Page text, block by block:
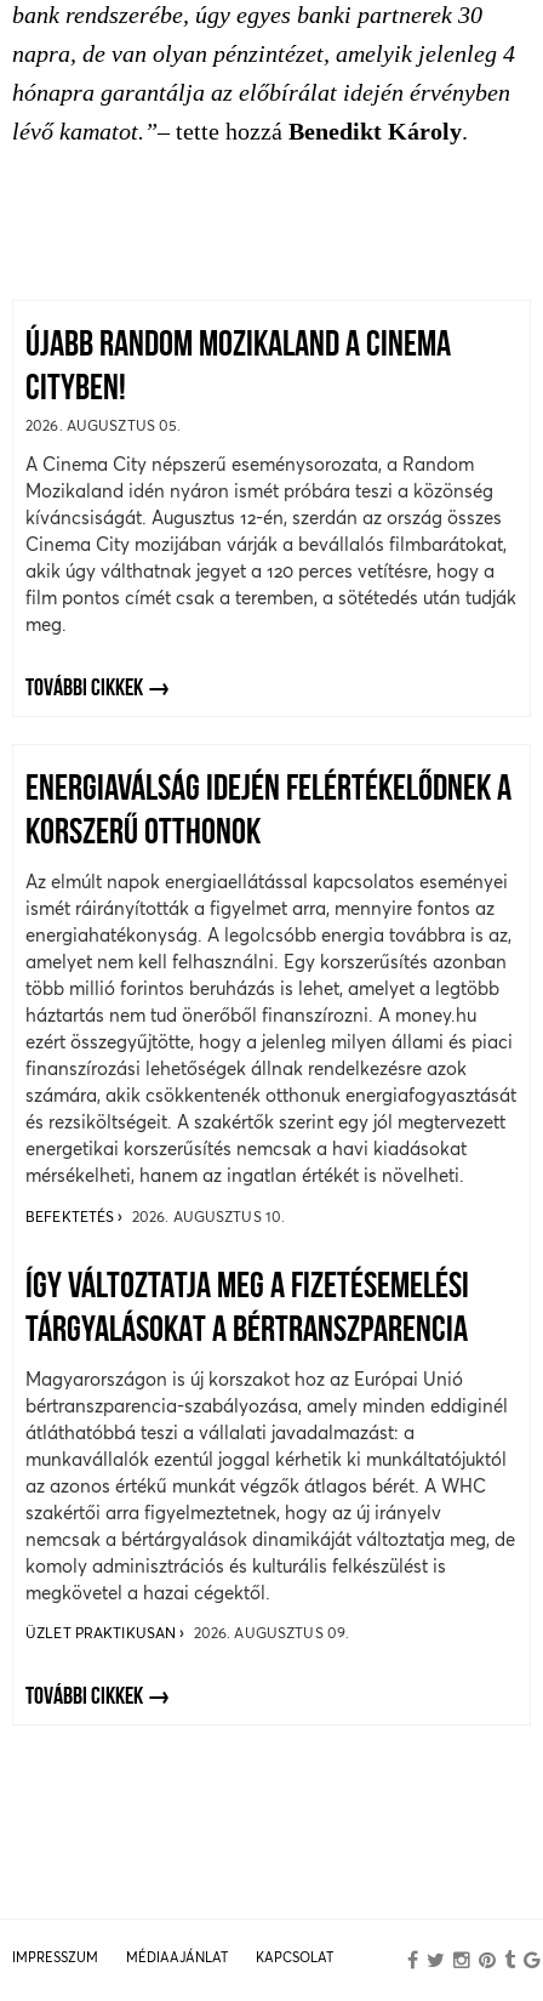
bank rendszerébe, úgy egyes banki partnerek 30
napra, de van olyan pénzintézet, amelyik jelenleg 4
hónapra garantálja az előbírálat idején érvényben
lévő kamatot.”–tette hozzá Benedikt Károly.
ÚJABB RANDOM MOZIKALAND A CINEMA
CITYBEN!
2026. AUGUSZTUS 05.
A Cinema City népszerű eseménysorozata, a Random
Mozikaland idén nyáron ismét próbára teszi a közönség
kíváncsiságát. Augusztus 12-én, szerdán az ország összes
Cinema City mozijában várják a bevállalós filmbarátokat,
akik úgy válthatnak jegyet a 120 perces vetítésre, hogy a
film pontos címét csak a teremben, a sötétedés után tudják
meg.
TOVÁBBI CIKKEK
ENERGIAVÁLSÁG IDEJÉN FELÉRTÉKELŐDNEK A
KORSZERŰ OTTHONOK
Az elmúlt napok energiaellátással kapcsolatos eseményei
ismét ráirányították a figyelmet arra, mennyire fontos az
energiahatékonyság. A legolcsóbb energia továbbra is az,
amelyet nem kell felhasználni. Egy korszerűsítés azonban
több millió forintos beruházás is lehet, amelyet a legtöbb
háztartás nem tud önerőből finanszírozni. A money.hu
ezért összegyűjtötte, hogy a jelenleg milyen állami és piaci
finanszírozási lehetőségek állnak rendelkezésre azok
számára, akik csökkentenék otthonuk energiafogyasztását
és rezsiköltségeit. A szakértők szerint egy jól megtervezett
energetikai korszerűsítés nemcsak a havi kiadásokat
mérsékelheti, hanem az ingatlan értékét is növelheti.
BEFEKTETÉS 2026. AUGUSZTUS 10.
ÍGY VÁLTOZTATJA MEG A FIZETÉSEMELÉSI
TÁRGYALÁSOKAT A BÉRTRANSZPARENCIA
Magyarországon is új korszakot hoz az Európai Unió
bértranszparencia-szabályozása, amely minden eddiginél
átláthatóbbá teszi a vállalati javadalmazást: a
munkavállalók ezentúl joggal kérhetik ki munkáltatójuktól
az azonos értékű munkát végzők átlagos bérét. A WHC
szakértői arra figyelmeztetnek, hogy az új irányelv
nemcsak a bértárgyalások dinamikáját változtatja meg, de
komoly adminisztrációs és kulturális felkészülést is
megkövetel a hazai cégektől.
ÜZLET PRAKTIKUSAN 2026. AUGUSZTUS 09.
TOVÁBBI CIKKEK
IMPRESSZUM MÉDIAAJÁNLAT KAPCSOLAT